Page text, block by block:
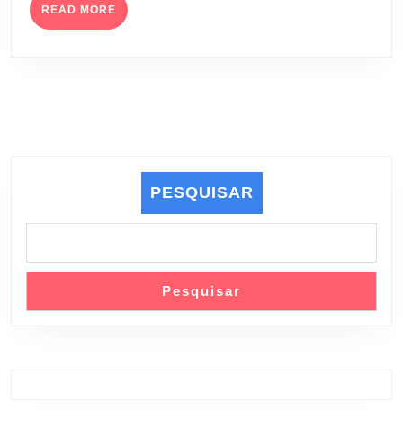
READ MORE READ
MORE
PESQUISAR
Pesquisar